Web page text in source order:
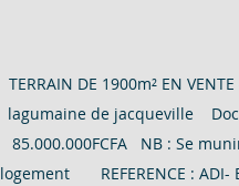
TERRAIN DE 1900m² EN
lagumaine de jacqueville
85.000.000FCFA   NB : Se
logement       REFERENCE :